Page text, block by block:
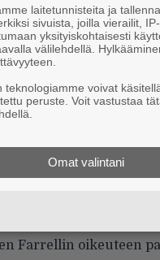
paljastaa
Navarroa backstagella
kuitenkin uusia
Farrellin oikeuteen
laitetunnisteita ja
sivuista, joilla vierailit,
yksityiskohtaisesti
välilehdellä.
teknologiamme voivat
peruste. Voit vastustaa
Omat valintani